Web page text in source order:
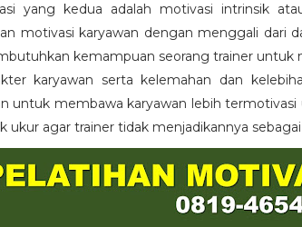
yang kedua adalah motivasi intrinsik
motivasi karyawan dengan menggali dari
kemampuan seorang trainer untuk
karyawan serta kelemahan dan
untuk membawa karyawan lebih
ukur agar trainer tidak menjadikannya